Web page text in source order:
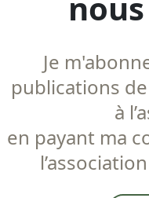
Je
publications
à
en payant ma